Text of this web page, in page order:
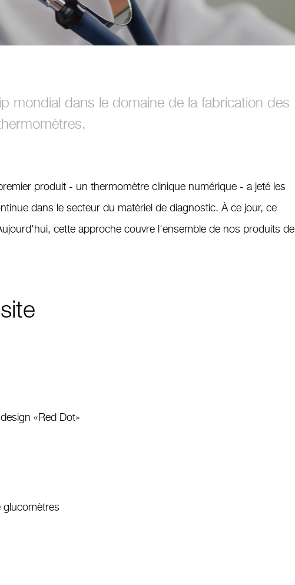
mondial dans le domaine de la fabrication des
produit - un thermomètre clinique numérique - a jeté les
dans le secteur du matériel de diagnostic. À ce jour, ce
cette approche couvre l'ensemble de nos produits de
«Red Dot»
glucomètres